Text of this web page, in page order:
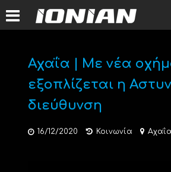
Αχαΐα | Με νέα
εξοπλίζεται η
διεύθυνση
16/12/2020 Κοινωνία Αχαΐα